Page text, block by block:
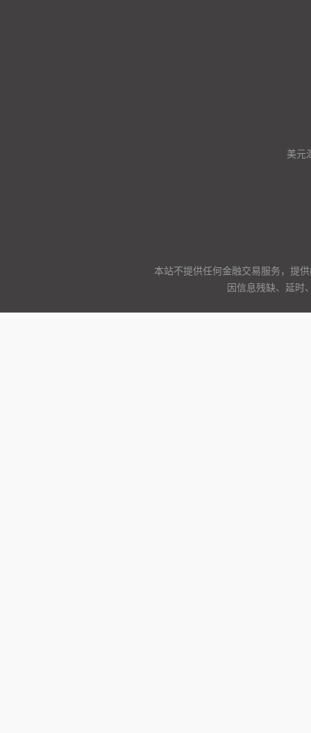
美元
本站不提供任何金融交易服务，提
因信息残缺、延时